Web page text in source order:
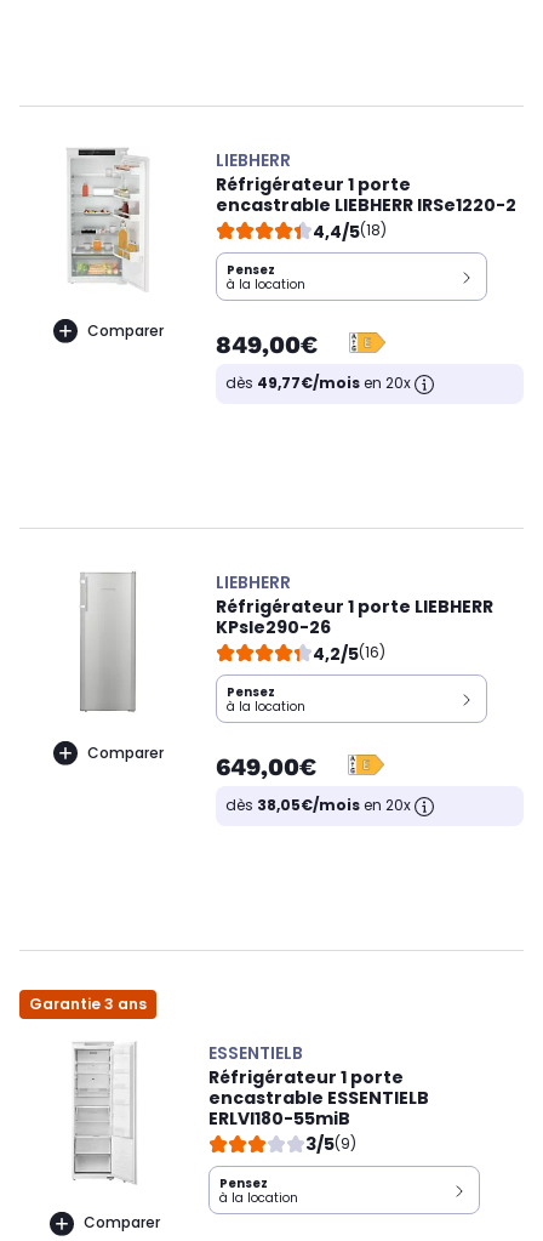
Comparer
LIEBHERR
Réfrigérateur 1 porte
encastrable LIEBHERR IRSe1220-2
4,4/5(18)
Pensez
à la location
849,00€
dès 49,77€/moisen 20x
Comparer
LIEBHERR
Réfrigérateur 1 porte LIEBHERR
KPsle290-26
4,2/5(16)
Pensez
à la location
649,00€
dès 38,05€/moisen 20x
Garantie 3 ans
Comparer
ESSENTIELB
Réfrigérateur 1 porte
encastrable ESSENTIELB
ERLVI180-55miB
3/5(9)
Pensez
à la location